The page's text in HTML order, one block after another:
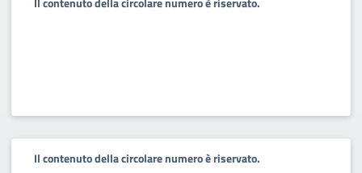
Il contenuto della circolare numero è riservato.